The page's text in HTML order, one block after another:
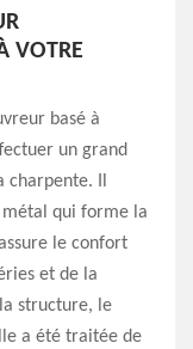
VOTRE
basé à
un grand
Il
métal qui forme la
le confort
et de la
structure, le
a été traitée de